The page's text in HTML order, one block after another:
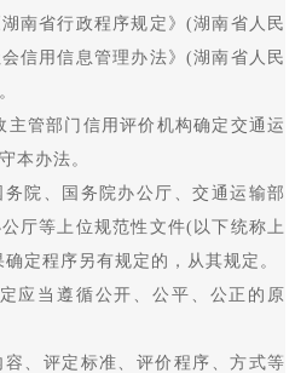
南省行政程序规定》(湖南省人民
信用信息管理办法》(湖南省人民
管部门信用评价机构确定交通运
本办法。
、国务院办公厅、交通运输部
厅等上位规范性文件(以下统称上
定程序另有规定的，从其规定。
当遵循公开、公平、公正的原
、评定标准、评价程序、方式等